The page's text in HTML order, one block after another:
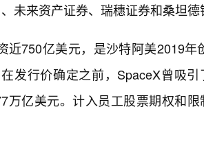
未来资产证券、瑞穗证券和桑坦德
近750亿美元，是沙特阿美2019
发行价确定之前，SpaceX曾吸
万亿美元。计入员工股票期权和